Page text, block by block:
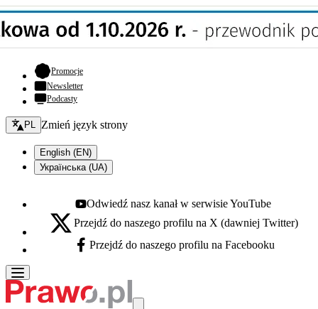
Promocje- otwiera się w nowej karcie
Newsletter
Podcasty
Zmień język - bieżący:
PL Zmień język strony
English (EN)
Українська (UA)
Youtube - otwiera się w nowej karcie
Odwiedź nasz kanał w serwisie YouTube
X - otwiera się w nowej karcie
Przejdź do naszego profilu na X (dawniej Twitter)
Facebook - otwiera się w nowej karcie
Przejdź do naszego profilu na Facebooku